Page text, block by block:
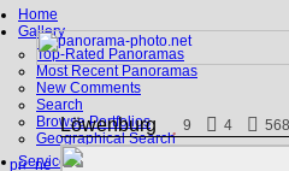
Home
Gallery
Top-Rated Panoramas
Most Recent Panoramas
New Comments
Search
Browse Portfolios
Geographical Search
Service
Löwenburg 9 4